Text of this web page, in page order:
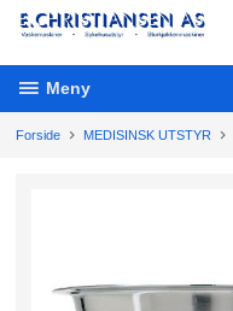
Gå
innholdet
Meny
Forside MEDISINSK UTSTYR